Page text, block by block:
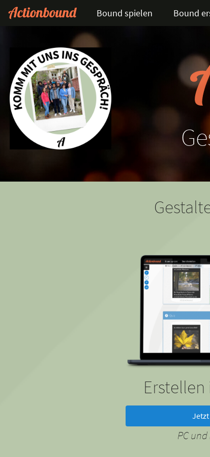
Bound spielen Bound
PC